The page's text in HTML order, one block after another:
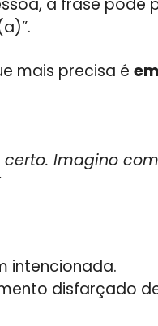
mais precisa é
Imagino
intencionada.
disfarçado